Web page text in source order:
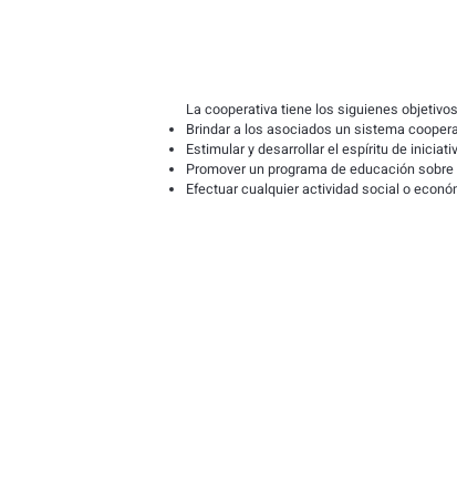
La cooperativa tiene los siguienes
Brindar a los asociados un sistema
Estimular y desarrollar el espíritu de
Promover un programa de educación
Efectuar cualquier actividad social o